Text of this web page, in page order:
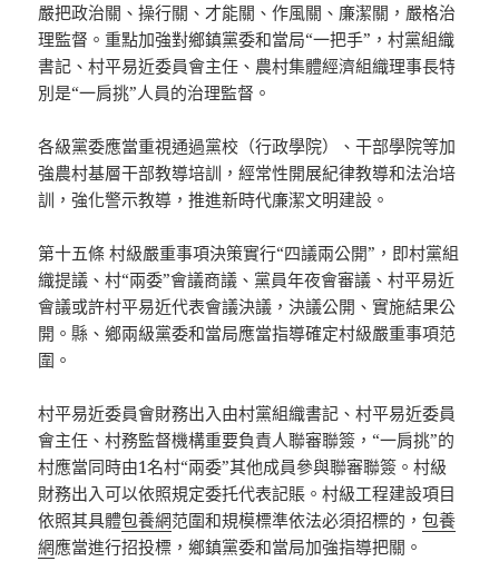
嚴把政治關、操行關、才能關、作風關、廉潔關，嚴格治
理監督。重點加強對鄉鎮黨委和當局“一把手”，村黨組織
書記、村平易近委員會主任、農村集體經濟組織理事長特
別是“一肩挑”人員的治理監督。
各級黨委應當重視通過黨校（行政學院）、干部學院等加
強農村基層干部教導培訓，經常性開展紀律教導和法治培
訓，強化警示教導，推進新時代廉潔文明建設。
第十五條 村級嚴重事項決策實行“四議兩公開”，即村黨組
織提議、村“兩委”會議商議、黨員年夜會審議、村平易近
會議或許村平易近代表會議決議，決議公開、實施結果公
開。縣、鄉兩級黨委和當局應當指導確定村級嚴重事項范
圍。
村平易近委員會財務出入由村黨組織書記、村平易近委員
會主任、村務監督機構重要負責人聯審聯簽，“一肩挑”的
村應當同時由1名村“兩委”其他成員參與聯審聯簽。村級
財務出入可以依照規定委托代表記賬。村級工程建設項目
依照其具體包養網范圍和規模標準依法必須招標的，包養
網應當進行招投標，鄉鎮黨委和當局加強指導把關。